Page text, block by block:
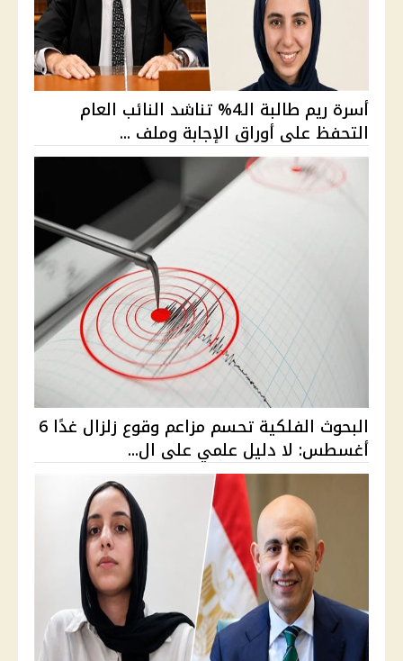
أسرة ريم طالبة الـ4% تناشد النائب العام
التحفظ على أوراق الإجابة وملف ...
البحوث الفلكية تحسم مزاعم وقوع زلزال غدًا 6
أغسطس: لا دليل علمي على ال...